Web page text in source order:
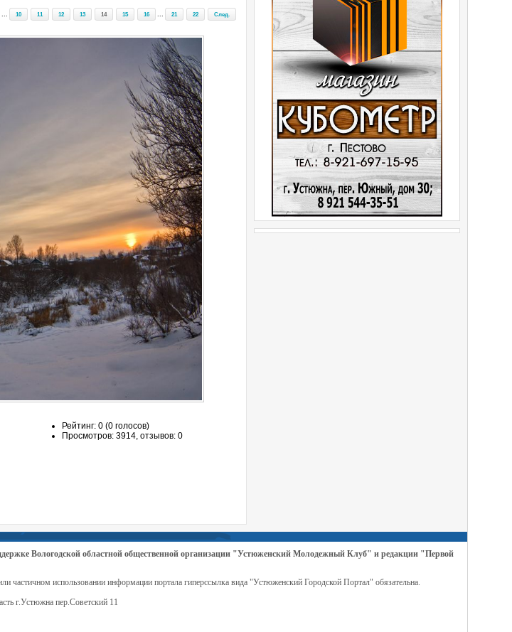
... 10 11 12 13 14 15 16 ... 21 22 След.
Рейтинг: 0 (0 голосов)
Просмотров: 3914, отзывов: 0
Вологодской областной общественной организации "Устюженский Молодежный Клуб" и редакции "Первой
частичном использовании информации портала гиперссылка вида "Устюженский Городской Портал" обязательна.
г.Устюжна пер.Советский 11